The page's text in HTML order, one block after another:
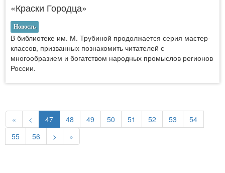
«Краски Городца»
Новость
В библиотеке им. М. Трубиной продолжается серия мастер-
классов, призванных познакомить читателей с
многообразием и богатством народных промыслов регионов
России.
« < 47 48 49 50 51 52 53
54
55
56 > »